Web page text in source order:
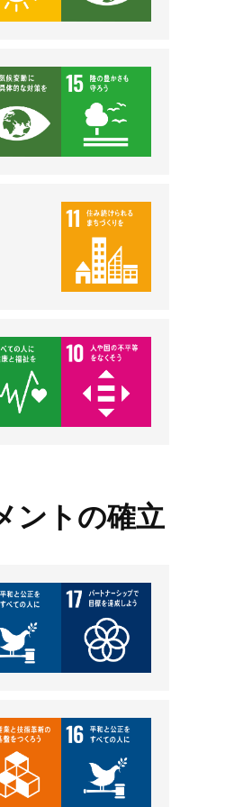
ントの確立